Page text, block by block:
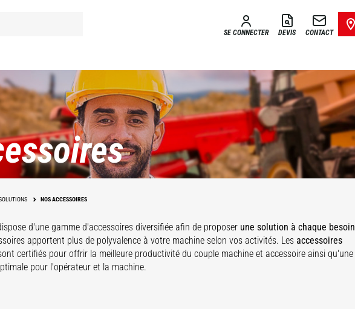
SE CONNECTER DEVIS CONTACT
NOS ACCESSOIRES
d'une gamme d'accessoires diversifiée afin de proposer une solution à chaque besoin
apportent plus de polyvalence à votre machine selon vos activités. Les accessoires
certifiés pour offrir la meilleure productivité du couple machine et accessoire ainsi qu'une
pour l'opérateur et la machine.